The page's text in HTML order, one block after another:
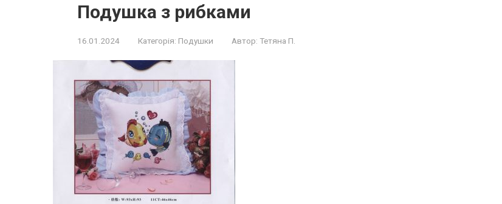
Подушка з рибками
16.01.2024 Категорія: Подушки Автор: Тетяна П.